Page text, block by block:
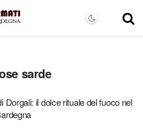
sarde
Dorgali: il dolce rituale del fuoco nel